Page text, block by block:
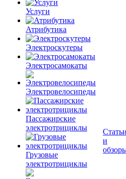
Услуги
Атрибутика
Электроскутеры
Электросамокаты
Электровелосипеды
Пассажирские
электротрициклы
Грузовые
электротрициклы
Статьи
и